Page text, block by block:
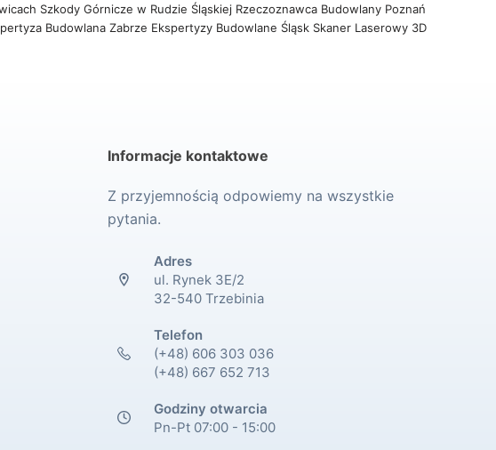
Szkody Górnicze w Rudzie Śląskiej Rzeczoznawca Budowlany Poznań
Budowlana Zabrze Ekspertyzy Budowlane Śląsk Skaner Laserowy 3D
Informacje kontaktowe
Z przyjemnością odpowiemy na wszystkie
pytania.
Adres
ul. Rynek 3E/2
32-540 Trzebinia
Telefon
(+48) 606 303 036
(+48) 667 652 713
Godziny otwarcia
Pn-Pt 07:00 - 15:00